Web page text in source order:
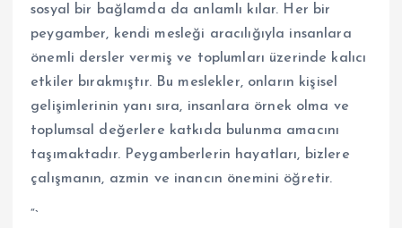
sosyal bir bağlamda da anlamlı kılar. Her bir
peygamber, kendi mesleği aracılığıyla insanlara
önemli dersler vermiş ve toplumları üzerinde kalıcı
etkiler bırakmıştır. Bu meslekler, onların kişisel
gelişimlerinin yanı sıra, insanlara örnek olma ve
toplumsal değerlere katkıda bulunma amacını
taşımaktadır. Peygamberlerin hayatları, bizlere
çalışmanın, azmin ve inancın önemini öğretir.
“`